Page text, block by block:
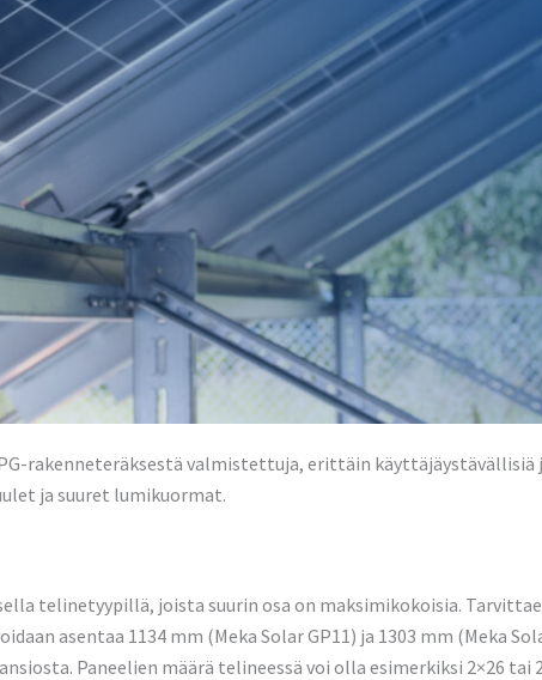
rakenneteräksestä valmistettuja, erittäin käyttäjäystävällisiä
ja suuret lumikuormat.
telinetyypillä, joista suurin osa on maksimikokoisia.
asentaa 1134 mm (Meka Solar GP11) ja 1303 mm (Meka
Paneelien määrä telineessä voi olla esimerkiksi 2×26 tai